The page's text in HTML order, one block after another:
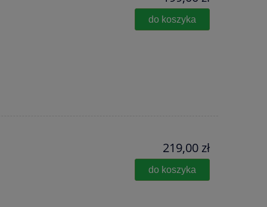
do koszyka
219,00 zł
do koszyka